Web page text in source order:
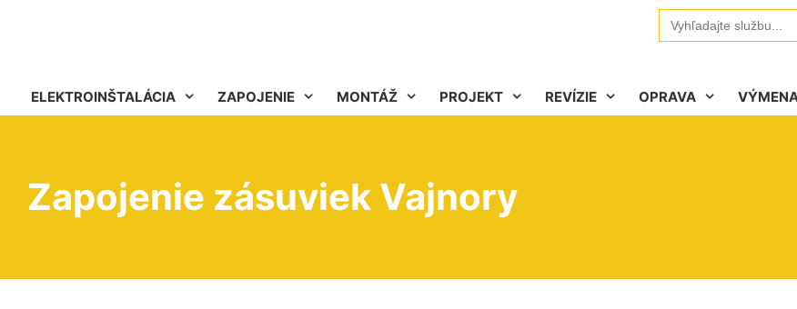
Search
for:
ELEKTROINŠTALÁCIA ZAPOJENIE MONTÁŽ PROJEKT REVÍZIE OPRAVA
Zapojenie zásuviek Vajnory